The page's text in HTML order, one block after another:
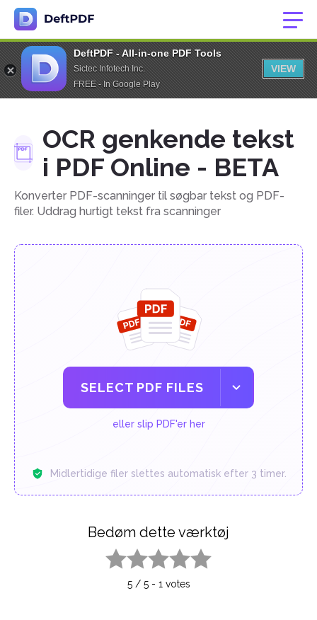
DeftPDF - All-in-one PDF Tools
Sictec Infotech Inc.
FREE - In Google Play
VIEW
OCR genkende tekst
i PDF Online - BETA
Konverter PDF-scanninger til søgbar tekst og PDF-
filer. Uddrag hurtigt tekst fra scanninger
SELECT PDF FILES
eller slip PDF'er her
Midlertidige filer slettes automatisk efter 3 timer.
Bedøm dette værktøj
5/ 5- 1 votes